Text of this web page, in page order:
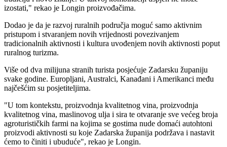
izostati," rekao je Longin proizvođačima.
Dodao je da je razvoj ruralnih područja moguć samo aktivnim
pristupom i stvaranjem novih vrijednosti povezivanjem
tradicionalnih aktivnosti i kultura uvođenjem novih aktivnosti poput
ruralnog turizma.
Više od dva milijuna stranih turista posjećuje Zadarsku županiju
svake godine. Europljani, Australci, Kanađani i Amerikanci među
najčešćim su posjetiteljima.
"U tom kontekstu, proizvodnja kvalitetnog vina, proizvodnja
kvalitetnog vina, maslinovog ulja i sira te otvaranje sve većeg broja
agroturističkih farmi na kojima se gostima nude domaći autohtoni
proizvodi aktivnosti su koje Zadarska županija podržava i nastavit
ćemo to činiti i ubuduće", rekao je Longin.